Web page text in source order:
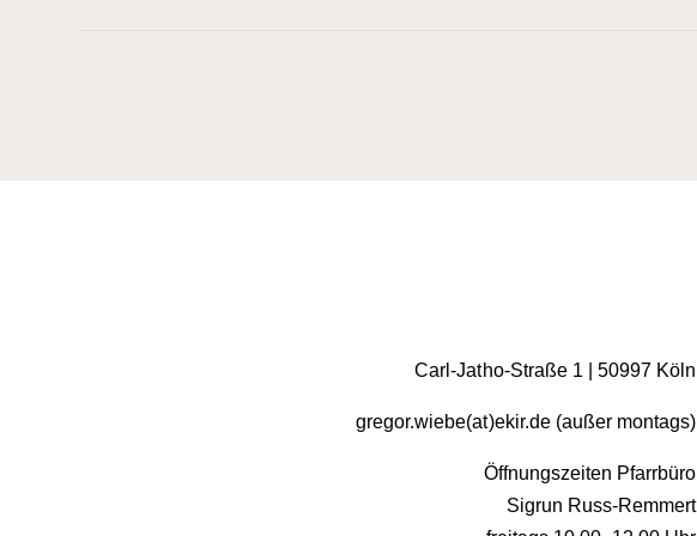
Carl-Jatho-Straße 1 | 50997 Köln
gregor.wiebe(at)ekir.de (außer montags)
Öffnungszeiten Pfarrbüro
Sigrun Russ-Remmert